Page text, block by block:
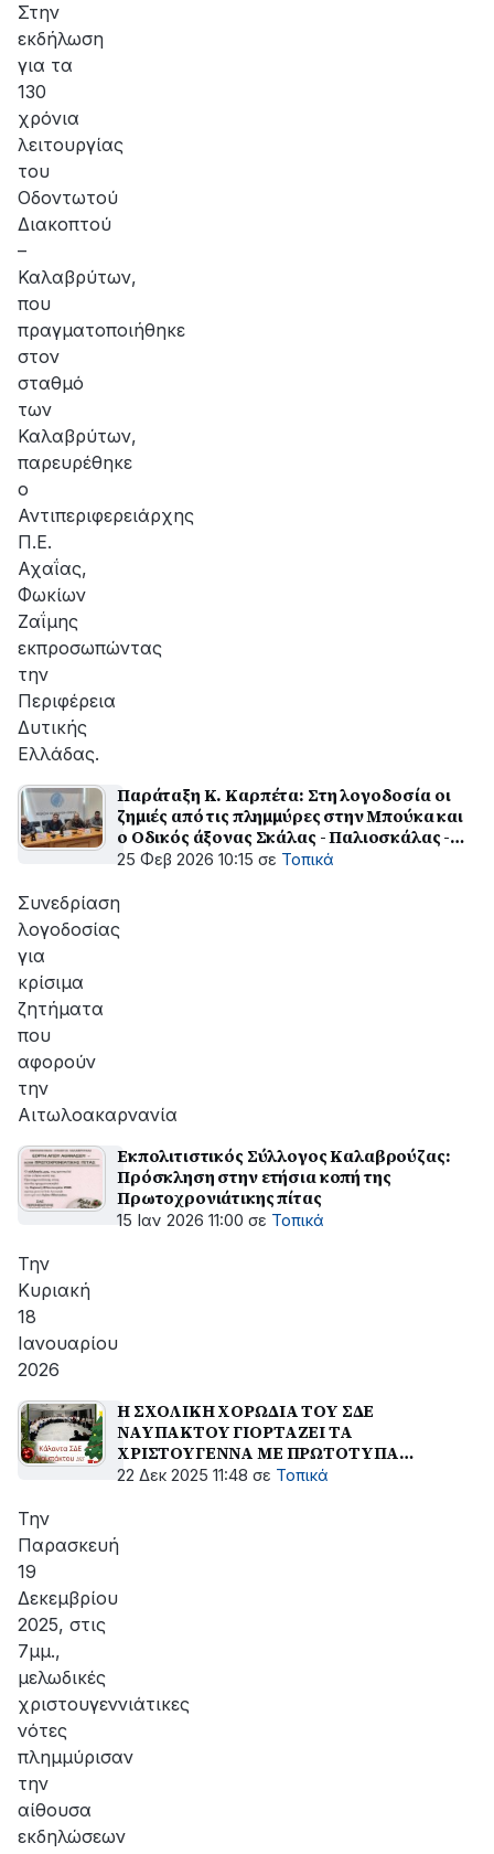
Στην
εκδήλωση
για τα
130
χρόνια
λειτουργίας
του
Οδοντωτού
Διακοπτού
–
Καλαβρύτων,
που
πραγματοποιήθηκε
στον
σταθμό
των
Καλαβρύτων,
παρευρέθηκε
ο
Αντιπεριφερειάρχης
Π.Ε.
Αχαΐας,
Φωκίων
Ζαΐμης
εκπροσωπώντας
την
Περιφέρεια
Δυτικής
Ελλάδας.
Παράταξη Κ. Καρπέτα: Στη λογοδοσία οι
ζημιές από τις πλημμύρες στην Μπούκα και
ο Οδικός άξονας Σκάλας - Παλιοσκάλας -
Νεοκάστρου
25 Φεβ 2026 10:15 σε Τοπικά
Συνεδρίαση
λογοδοσίας
για
κρίσιμα
ζητήματα
που
αφορούν
την
Αιτωλοακαρνανία
Εκπολιτιστικός Σύλλογος Καλαβρούζας:
Πρόσκληση στην ετήσια κοπή της
Πρωτοχρονιάτικης πίτας
15 Ιαν 2026 11:00 σε Τοπικά
Την
Κυριακή
18
Ιανουαρίου
2026
Η ΣΧΟΛΙΚΗ ΧΟΡΩΔΙΑ ΤΟΥ ΣΔΕ
ΝΑΥΠΑΚΤΟΥ ΓΙΟΡΤΑΖΕΙ ΤΑ
ΧΡΙΣΤΟΥΓΕΝΝΑ ΜΕ ΠΡΩΤΟΤΥΠΑ
ΚΑΛΑΝΤΑ
22 Δεκ 2025 11:48 σε Τοπικά
Την
Παρασκευή
19
Δεκεμβρίου
2025, στις
7μμ.,
μελωδικές
χριστουγεννιάτικες
νότες
πλημμύρισαν
την
αίθουσα
εκδηλώσεων